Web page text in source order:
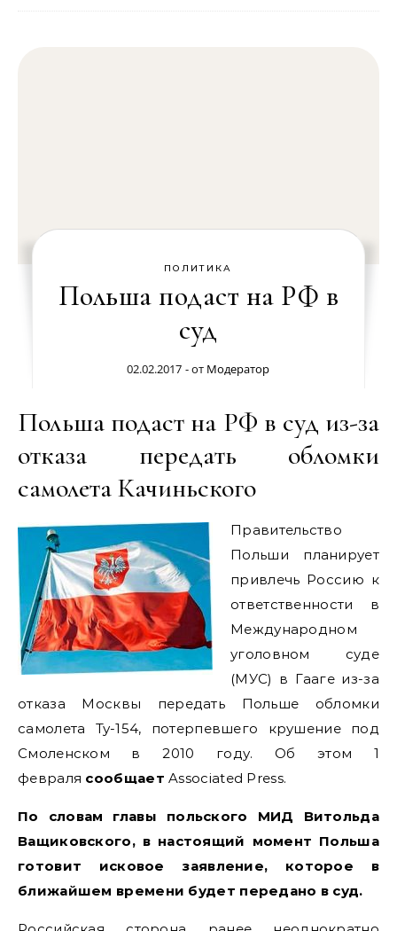
ПОЛИТИКА
Польша подаст на РФ в
суд
02.02.2017 - от Модератор
Польша подаст на РФ в суд из-за
отказа передать обломки
самолета Качиньского
Правительство
Польши планирует
привлечь Россию к
ответственности в
Международном
уголовном суде
(МУС) в Гааге из-за
отказа Москвы передать Польше обломки
самолета Ту-154, потерпевшего крушение под
Смоленском в 2010 году. Об этом 1
февраля сообщает Associated Press.
По словам главы польского МИД Витольда
Ващиковского, в настоящий момент Польша
готовит исковое заявление, которое в
ближайшем времени будет передано в суд.